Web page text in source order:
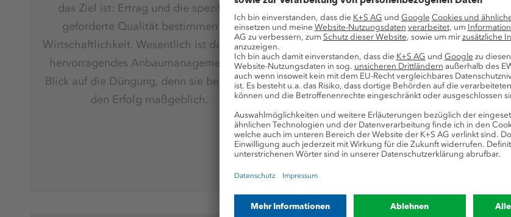
das Ziel ist: Ertrag und die spezifisch
geforderte Qualität bestimmen die
Wirtschaftlichkeit. Wesentlich ist dabei ein
hervorragendes Anbaumanagement mit
Blick auf die Düngung, denn sie bestimmt
den Erfolg maßgeblich.
Vorfruchtwirkungen. Sie verbessern die
Bodenstruktur, haben eine phytosanitäre
Wirkung und versorgen sich in der
Symbiose mit Knöllchenbakterien selbst
mit Stickstoff aus der Luft. Die
ausgewogene Versorgung mit weiteren
notwendigen Nährstoffen ist jedoch
unerlässlich.